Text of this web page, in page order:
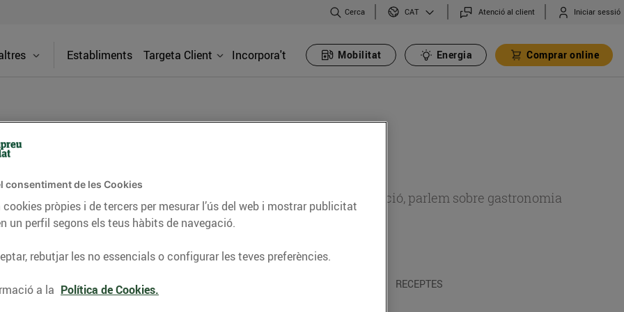
Cerca CAT Atenció al client Iniciar sessió
Establiments Targeta Client Incorpora't Mobilitat Energia Comprar online
consells nutricionals, informació d’actualitat sobre alimentació, parlem sobre gastronomia
del nostre territori i molts altres temes.
CONSELLS I HÀBITS SALUDABLES RECEPTES
consentiment de les Cookies
pròpies i de tercers per mesurar l’ús del web i mostrar publicitat
un perfil segons els teus hàbits de navegació.
rebutjar les no essencials o configurar les teves preferències.
a la Política de Cookies.